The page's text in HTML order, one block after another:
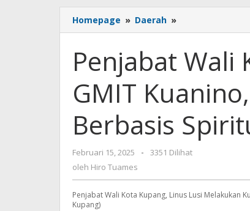
Homepage » Daerah »
Wali
Kupang
Kunjungi
GMIT
Tekankan
Pendidikan
Berbasis
Penjabat Wali
GMIT
Berbasis
Februari 15, 2025
oleh
-
3351 Dilihat
oleh Hiro Tuames
Penjabat Wali Kota Kupang, Linus Lusi Melakukan
Kupang)